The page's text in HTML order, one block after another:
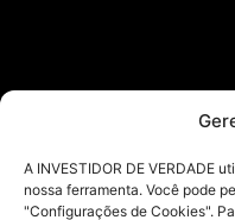
A INVESTIDOR DE VERDADE
nossa ferramenta. Você pode
"Configurações de Cookies".